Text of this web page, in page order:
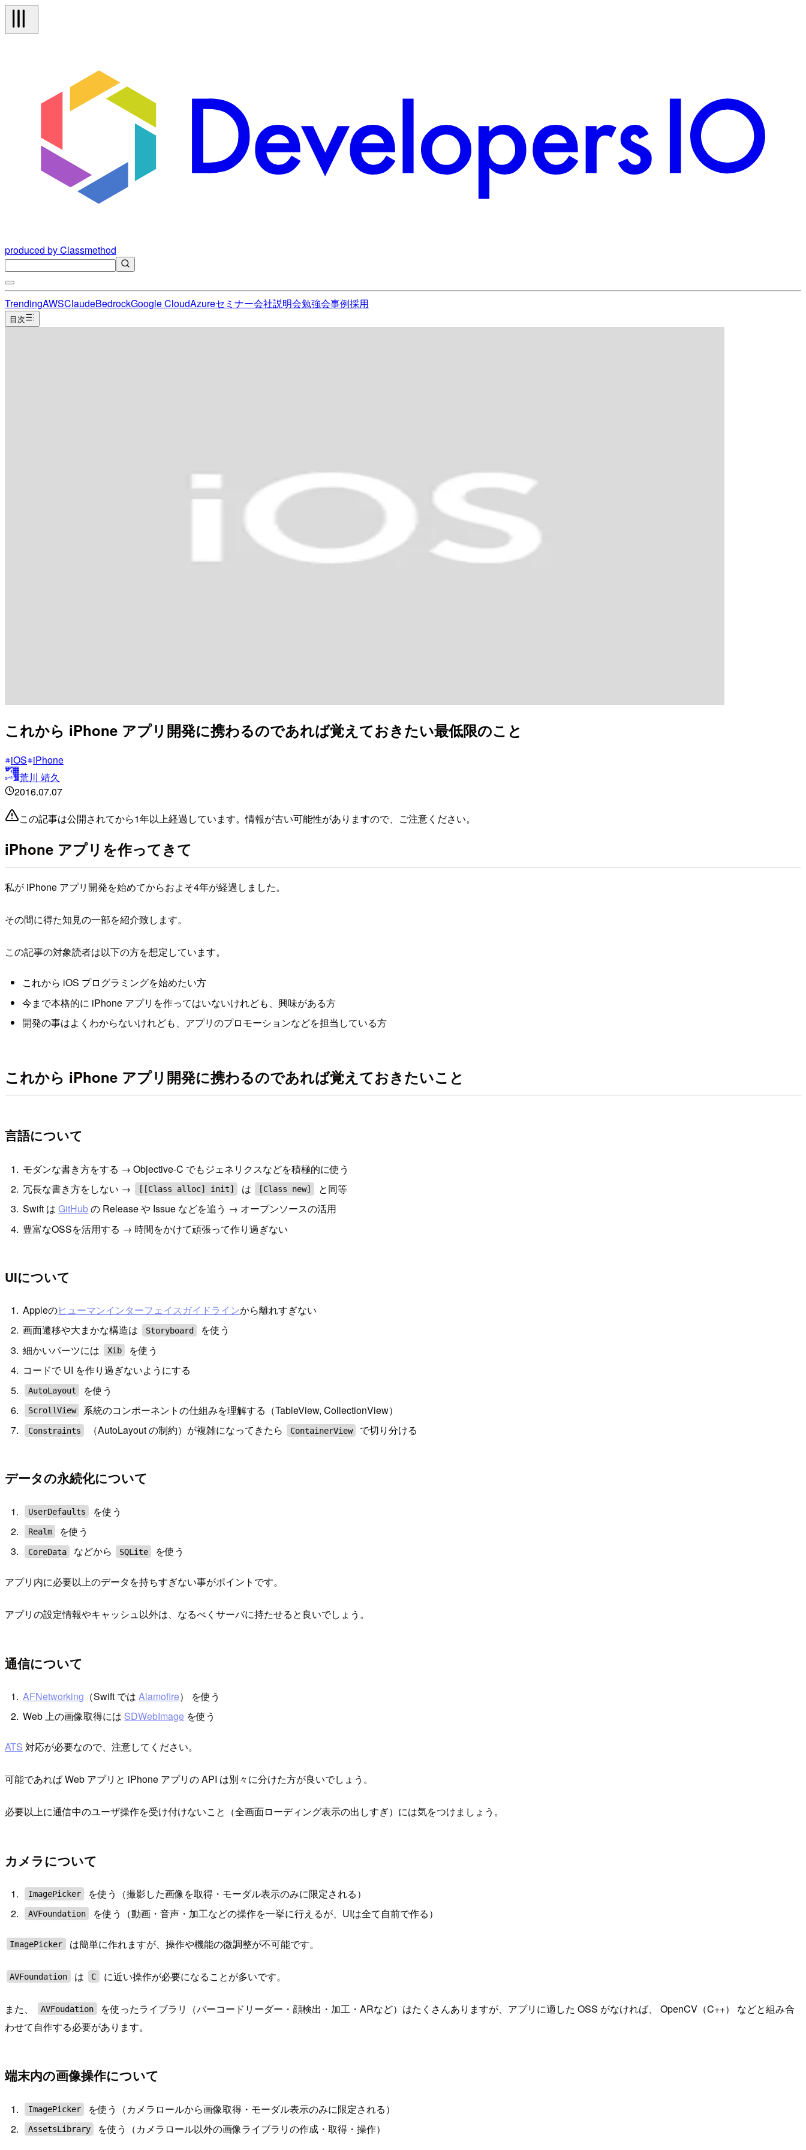
produced by Classmethod
TrendingAWSClaudeBedrockGoogle CloudAzureセミナー会社説明会勉強会事例採用
目次
これから iPhone アプリ開発に携わるのであれば覚えておきたい最低限のこと
iOS iPhone
荒川 靖久
2016.07.07
この記事は公開されてから1年以上経過しています。情報が古い可能性がありますので、ご注意ください。
iPhone アプリを作ってきて
私が iPhone アプリ開発を始めてからおよそ4年が経過しました。
その間に得た知見の一部を紹介致します。
この記事の対象読者は以下の方を想定しています。
これから iOS プログラミングを始めたい方
今まで本格的に iPhone アプリを作ってはいないけれども、興味がある方
開発の事はよくわからないけれども、アプリのプロモーションなどを担当している方
これから iPhone アプリ開発に携わるのであれば覚えておきたいこと
言語について
モダンな書き方をする → Objective-C でもジェネリクスなどを積極的に使う
冗長な書き方をしない →
[[Class alloc] init] は [Class new]
と同等
Swift はGitHubの Release や Issue などを追う → オープンソースの活用
豊富なOSSを活用する → 時間をかけて頑張って作り過ぎない
UIについて
Appleのヒューマンインターフェイスガイドラインから離れすぎない
画面遷移や大まかな構造は
Storyboard
を使う
細かいパーツには
Xib
を使う
コードで UI を作り過ぎないようにする
AutoLayout を使う
ScrollView 系統のコンポーネントの仕組みを理解する（TableView, CollectionView）
Constraints （AutoLayout の制約）が複雑になってきたら ContainerView で切り分ける
データの永続化について
UserDefaults を使う
Realm を使う
CoreData などから SQLite を使う
アプリ内に必要以上のデータを持ちすぎない事がポイントです。
アプリの設定情報やキャッシュ以外は、なるべくサーバに持たせると良いでしょう。
通信について
AFNetworking （Swift ではAlamofire） を使う
Web 上の画像取得には SDWebImage を使う
ATS 対応が必要なので、注意してください。
可能であれば Web アプリと iPhone アプリの API は別々に分けた方が良いでしょう。
必要以上に通信中のユーザ操作を受け付けないこと（全画面ローディング表示の出しすぎ）には気をつけましょう。
カメラについて
ImagePicker を使う（撮影した画像を取得・モーダル表示のみに限定される）
AVFoundation を使う（動画・音声・加工などの操作を一挙に行えるが、UIは全て自前で作る）
ImagePicker は簡単に作れますが、操作や機能の微調整が不可能です。
AVFoundation は C に近い操作が必要になることが多いです。
また、 AVFoudation
を使ったライブラリ（バーコードリーダー・顔検出・加工・ARなど）はたくさんありますが、アプリに適した OSS がなければ、 OpenCV（C++） などと組み合
わせて自作する必要があります。
端末内の画像操作について
ImagePicker を使う（カメラロールから画像取得・モーダル表示のみに限定される）
AssetsLibrary を使う（カメラロール以外の画像ライブラリの作成・取得・操作）